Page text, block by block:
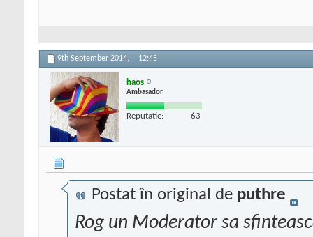
9th September 2014, 12:45
haos
Ambasador
Reputatie: 63
Postat în original de puthre
Rog un Moderator sa